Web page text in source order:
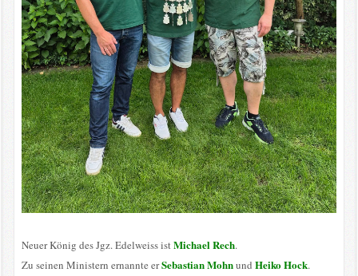
Neuer König des Jgz. Edelweiss istMichael Rech.
Zu seinen Ministern ernannte erSebastian Mohnund Heiko Hock.